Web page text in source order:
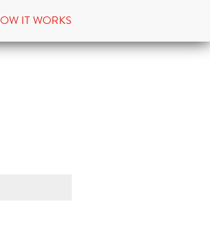
IT WORKS